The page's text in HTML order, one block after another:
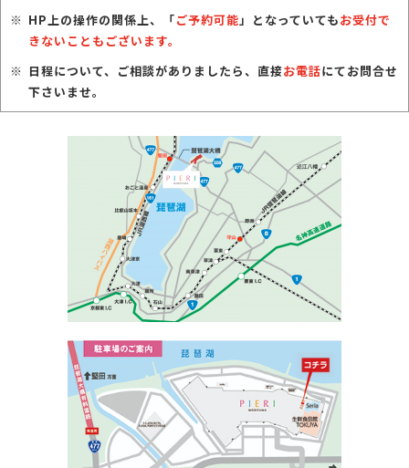
HP上の操作の関係上、「ご予約可能」となっていてもお受付で
きないこともございます。
日程について、ご相談がありましたら、直接お電話にてお問合せ
下さいませ。